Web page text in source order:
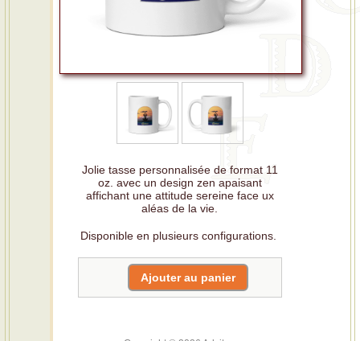
Jolie tasse personnalisée de format 11
oz. avec un design zen apaisant
affichant une attitude sereine face ux
aléas de la vie.
Disponible en plusieurs configurations.